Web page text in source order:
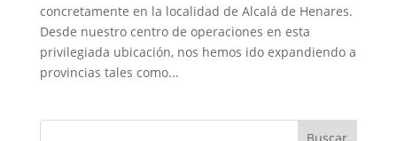
concretamente en la localidad de Alcalá de Henares.
Desde nuestro centro de operaciones en esta
privilegiada ubicación, nos hemos ido expandiendo a
provincias tales como...